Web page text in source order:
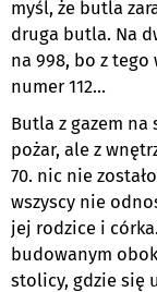
myśl, że butla
druga butla. Na
na 998, bo z tego
numer 112...
Butla z gazem na
pożar, ale z
70. nic nie
wszyscy nie
jej rodzice i
budowanym
stolicy, gdzie się